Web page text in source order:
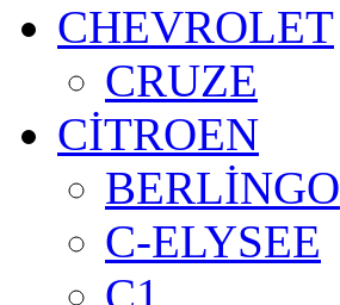
CHEVROLET
CRUZE
CİTROEN
BERLİNGO
C-ELYSEE